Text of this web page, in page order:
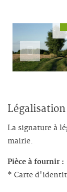
La signature à
mairie.
Pièce à fournir :
* Carte